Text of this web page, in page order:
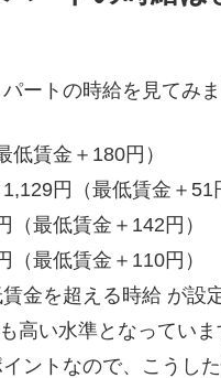
ートの時給を見てみま
低賃金＋180円）
円（最低賃金＋51
（最低賃金＋142円）
（最低賃金＋110円）
金を超える時給 が設
高い水準となってい
ントなので、こうし